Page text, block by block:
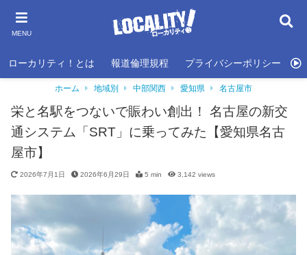
MENU
ローカリティ！とは 報道倫理規程 プライバシーポリシー
ホーム 地域別 中部関西 愛知県 名古屋市
栄と名駅をつないで賑わい創出！ 名古屋の新交
通システム「SRT」に乗ってみた【愛知県名古
屋市】
2026年7月1日 2026年6月29日 5 min 3,142 views